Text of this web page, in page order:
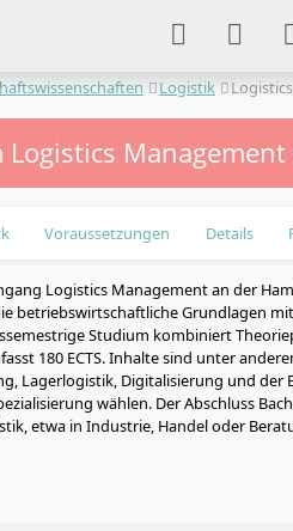
Logistik
Management
Voraussetzungen Details
Logistics Management an der
betriebswirtschaftliche Grundlagen
Studium kombiniert
180 ECTS. Inhalte sind unter
Lagerlogistik, Digitalisierung und der
wählen. Der Abschluss
etwa in Industrie, Handel oder